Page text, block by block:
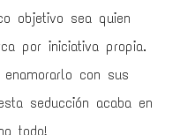
objetivo sea quien
por iniciativa propia.
con sus
seducción acaba en
todo!